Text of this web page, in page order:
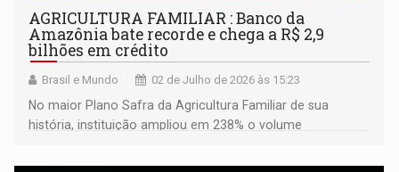
AGRICULTURA FAMILIAR : Banco da
Amazônia bate recorde e chega a R$ 2,9
bilhões em crédito
Brasil e Mundo 02 de Julho de 2026 às 15:23
No maior Plano Safra da Agricultura Familiar de sua
história, instituição ampliou em 238% o volume
84,2 mil famílias atendidas